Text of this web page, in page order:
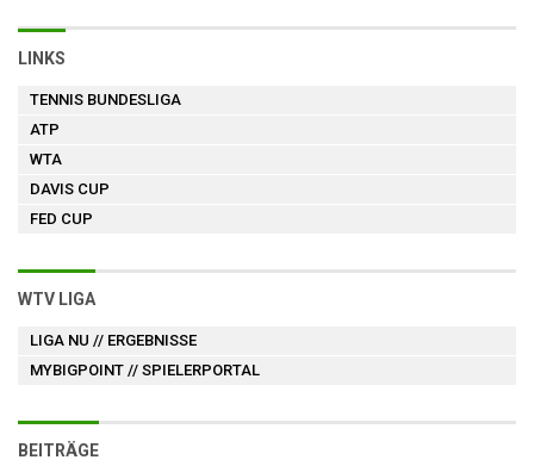
LINKS
TENNIS BUNDESLIGA
ATP
WTA
DAVIS CUP
FED CUP
WTV LIGA
LIGA NU // ERGEBNISSE
MYBIGPOINT // SPIELERPORTAL
BEITRÄGE